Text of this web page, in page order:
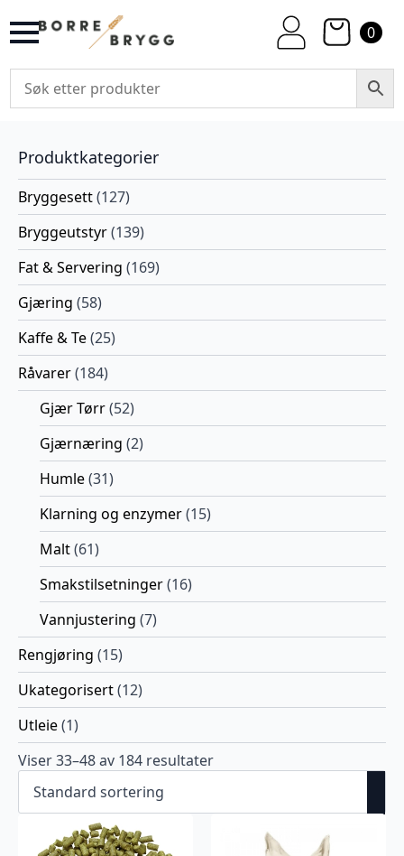
0
Produktkategorier
Bryggesett(127)
Bryggeutstyr(139)
Fat & Servering (169)
Gjæring (58)
Kaffe & Te(25)
Råvarer(184)
Gjær Tørr(52)
Gjærnæring (2)
Humle(31)
Klarning og enzymer(15)
Malt(61)
Smakstilsetninger(16)
Vannjustering (7)
Rengjøring (15)
Ukategorisert(12)
Utleie(1)
Viser 33–48 av 184 resultater